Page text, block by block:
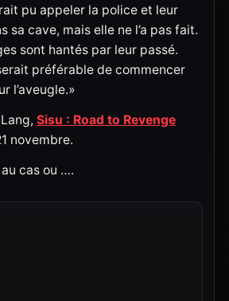
pu appeler la police et leur
sa cave, mais elle ne l’a pas fait.
sont hantés par leur passé.
préférable de commencer
l’aveugle.»
Sisu : Road to Revenge
novembre.
cas ou ….